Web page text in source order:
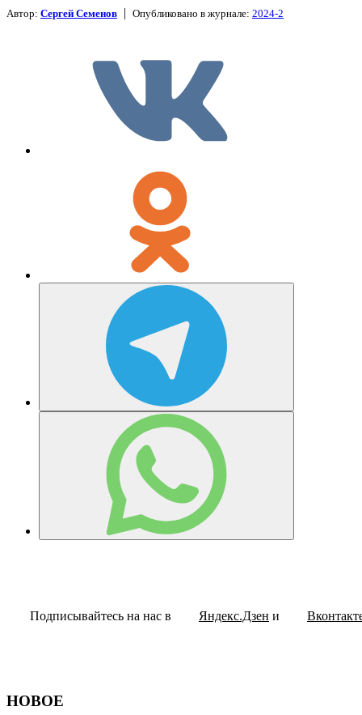
Автор: Сергей Семенов | Опубликовано в журнале: 2024-2
Подписывайтесь на нас в Яндекс.Дзен и
НОВОЕ